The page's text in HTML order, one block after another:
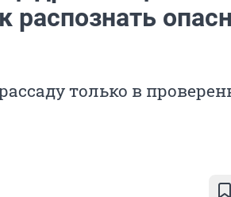
распознать
только в